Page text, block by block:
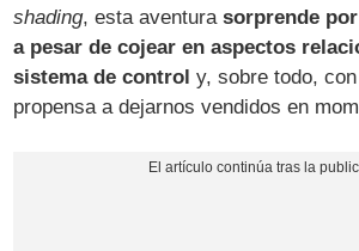
shading, esta aventurasorprende
a pesar de cojear en aspectos
sistema de control y, sobre todo,
propensa a dejarnos vendidos en